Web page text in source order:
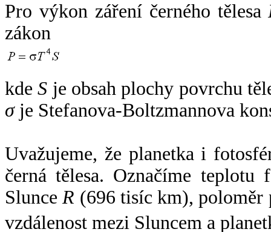
Pro výkon záření černého tělesa
zákon
kdeS je obsah plochy povrchu
σje Stefanova-Boltzmannova
Uvažujeme, že planetka i
černá tělesa. Označíme
SlunceR (696 tisíc km),
vzdálenost mezi Sluncem a